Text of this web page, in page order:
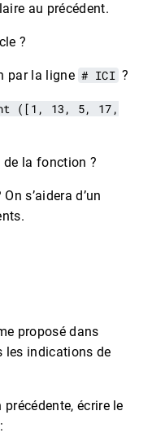
au précédent.
?
par la ligne # ICI ?
([1, 13, 5, 17,
de la fonction ?
s’aidera d’un
proposé dans
les indications de
écrire le